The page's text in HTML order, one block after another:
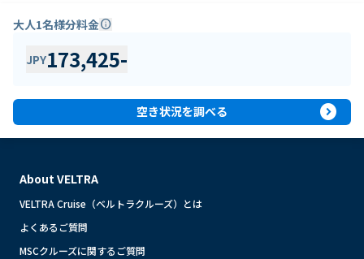
大人1名様分料金info
JPY173,425-
空き状況を調べる expand_circle_right
About VELTRA
VELTRA Cruise（ベルトラクルーズ）とは
よくあるご質問
MSCクルーズに関するご質問